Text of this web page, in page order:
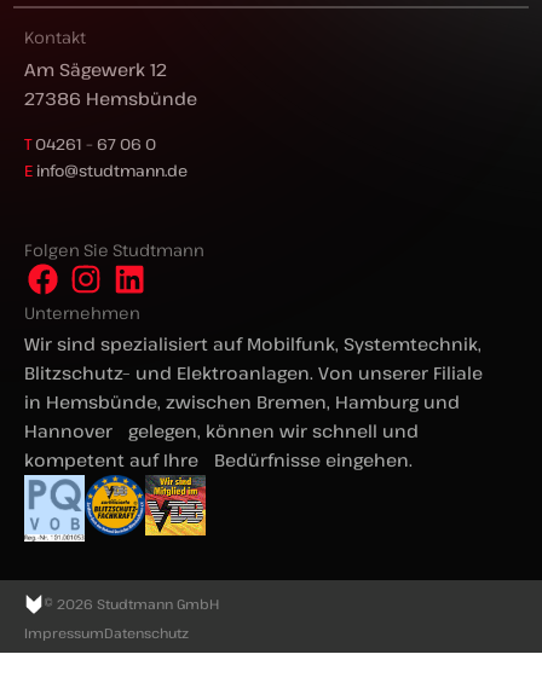
Kontakt
Am Sägewerk 12
27386 Hemsbünde
T 04261 – 67 06 0
E info@studtmann.de
Folgen Sie Studtmann
Unternehmen
Wir sind spezialisiert auf Mobilfunk, Systemtechnik,
Blitzschutz– und Elektroanlagen. Von unserer Filiale
in Hemsbünde, zwischen Bremen, Hamburg und
Hannover gelegen, können wir schnell und
kompetent auf Ihre Bedürfnisse eingehen.
© 2026 Studtmann GmbH
ImpressumDatenschutz